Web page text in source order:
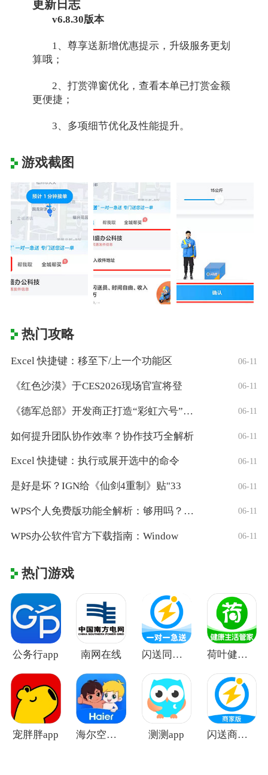
更新日志
v6.8.30版本
1、尊享送新增优惠提示，升级服务更划
算哦；
2、打赏弹窗优化，查看本单已打赏金额
更便捷；
3、多项细节优化及性能提升。
游戏截图
热门攻略
Excel 快捷键：移至下/上一个功能区 06-11
《红色沙漠》于CES2026现场官宣将登 06-11
《德军总部》开发商正打造“彩虹六号”风格 06-11
如何提升团队协作效率？协作技巧全解析 06-11
Excel 快捷键：执行或展开选中的命令 06-11
是好是坏？IGN给《仙剑4重制》贴"33 06-11
WPS个人免费版功能全解析：够用吗？适合 06-11
WPS办公软件官方下载指南：Window 06-11
热门游戏
公务行app 南网在线 闪送同城快递 荷叶健康app
宠胖胖app 海尔空调遥控器手机版 测测app 闪送商家版